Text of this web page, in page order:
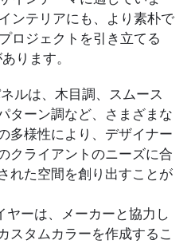
ンテリアにも、より素朴で
ロジェクトを引き立てる
ります。
ルは、木目調、スムース
ターン調など、さまざまな
多様性により、デザイナー
クライアントのニーズに合
れた空間を創り出すことが
ヤーは、メーカーと協力し
スタムカラーを作成するこ